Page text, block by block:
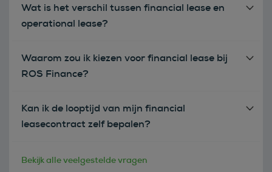
Wat is het verschil tussen financial lease en
operational lease?
Waarom zou ik kiezen voor financial lease bij
ROS Finance?
Kan ik de looptijd van mijn financial
leasecontract zelf bepalen?
Bekijk alle veelgestelde vragen